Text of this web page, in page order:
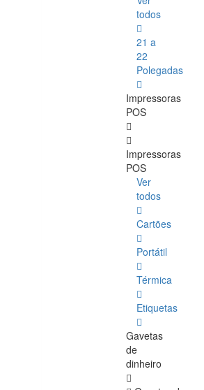
todos
21 a
22
Polegadas
Impressoras
POS
Impressoras
POS
Ver
todos
Cartões
Portátil
Térmica
Etiquetas
Gavetas
de
dinheiro